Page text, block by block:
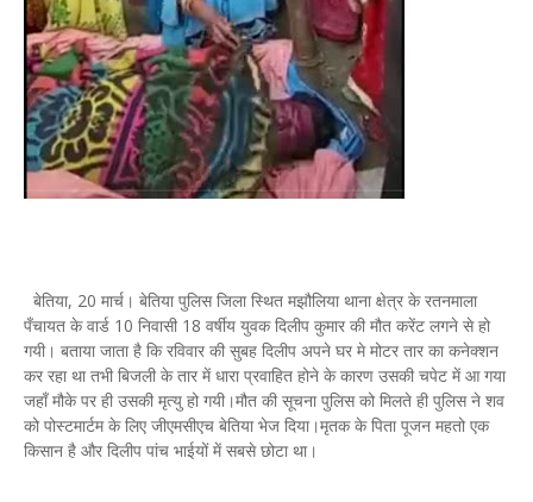
बेतिया, 20 मार्च। बेतिया पुलिस जिला स्थित मझौलिया थाना क्षेत्र के रतनमाला
पँचायत के वार्ड 10 निवासी 18 वर्षीय युवक दिलीप कुमार की मौत करेंट लगने से हो
गयी। बताया जाता है कि रविवार की सुबह दिलीप अपने घर मे मोटर तार का कनेक्शन
कर रहा था तभी बिजली के तार में धारा प्रवाहित होने के कारण उसकी चपेट में आ गया
जहाँ मौके पर ही उसकी मृत्यु हो गयी।मौत की सूचना पुलिस को मिलते ही पुलिस ने शव
को पोस्टमार्टम के लिए जीएमसीएच बेतिया भेज दिया।मृतक के पिता पूजन महतो एक
किसान है और दिलीप पांच भाईयों में सबसे छोटा था।